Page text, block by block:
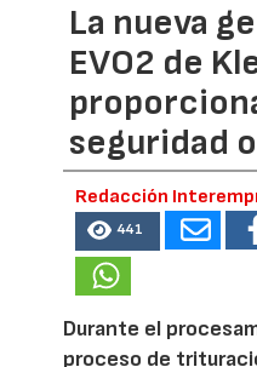
La nueva
EVO2 de
seguridad
Redacción
441
Durante el
proceso de